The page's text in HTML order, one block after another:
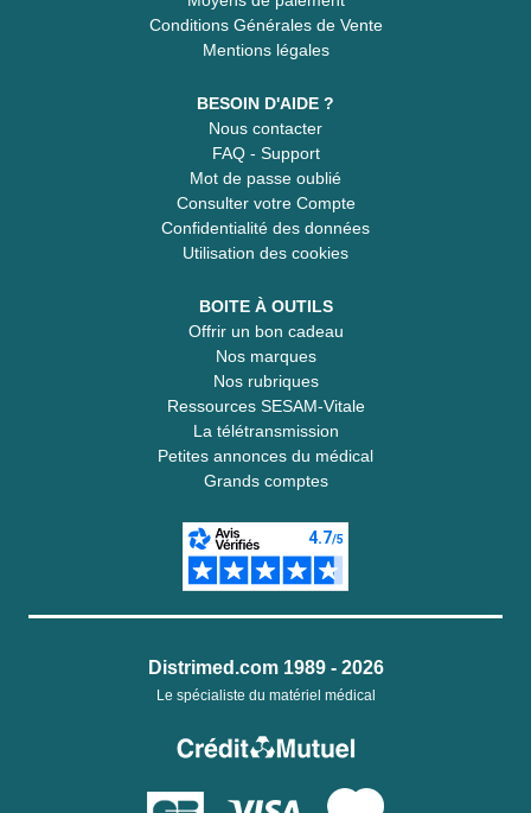
Conditions Générales de Vente
Mentions légales
BESOIN D'AIDE ?
Nous contacter
FAQ - Support
Mot de passe oublié
Consulter votre Compte
Confidentialité des données
Utilisation des cookies
BOITE À OUTILS
Offrir un bon cadeau
Nos marques
Nos rubriques
Ressources SESAM-Vitale
La télétransmission
Petites annonces du médical
Grands comptes
Distrimed.com 1989 - 2026
Le spécialiste du matériel médical